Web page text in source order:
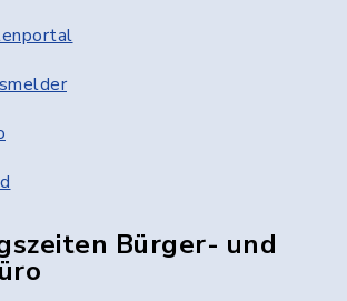
Bürger- und